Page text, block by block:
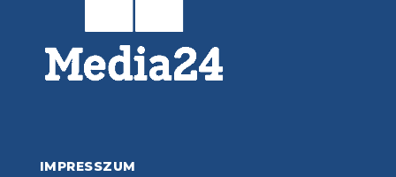
IMPRESSZUM